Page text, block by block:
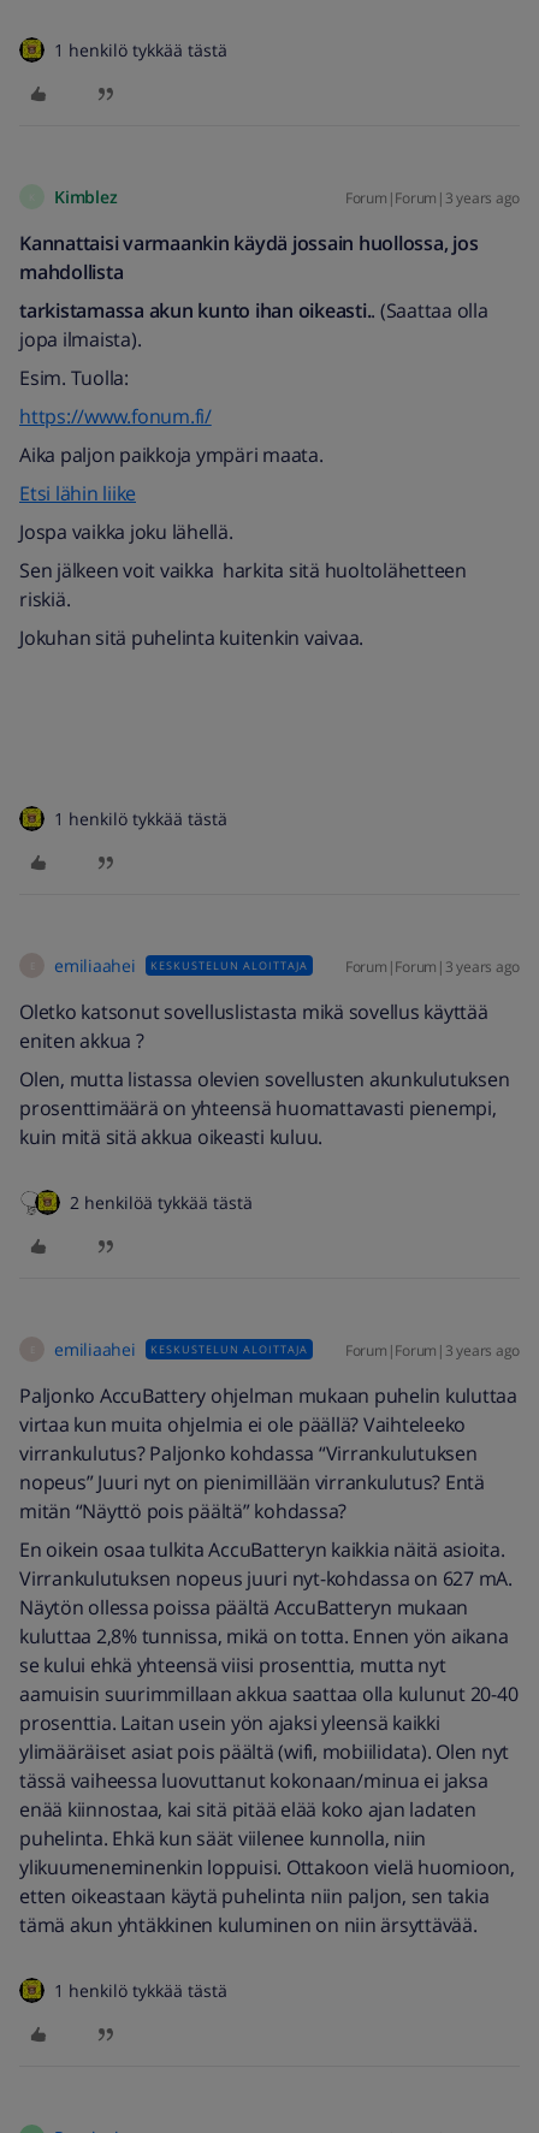
1 henkilö tykkää tästä
Kimblez Forum|Forum|3 years ago
Kannattaisi varmaankin käydä jossain huollossa, jos
mahdollista
tarkistamassa akun kunto ihan oikeasti.. (Saattaa olla
jopa ilmaista).
Esim. Tuolla:
https://www.fonum.fi/
Aika paljon paikkoja ympäri maata.
Etsi lähin liike
Jospa vaikka joku lähellä.
Sen jälkeen voit vaikka harkita sitä huoltolähetteen
riskiä.
Jokuhan sitä puhelinta kuitenkin vaivaa.
1 henkilö tykkää tästä
emiliaahei KESKUSTELUN ALOITTAJA Forum|Forum|3 years ago
Oletko katsonut sovelluslistasta mikä sovellus käyttää
eniten akkua ?
Olen, mutta listassa olevien sovellusten akunkulutuksen
prosenttimäärä on yhteensä huomattavasti pienempi,
kuin mitä sitä akkua oikeasti kuluu.
2 henkilöä tykkää tästä
emiliaahei KESKUSTELUN ALOITTAJA Forum|Forum|3 years ago
Paljonko AccuBattery ohjelman mukaan puhelin kuluttaa
virtaa kun muita ohjelmia ei ole päällä? Vaihteleeko
virrankulutus? Paljonko kohdassa “Virrankulutuksen
nopeus” Juuri nyt on pienimillään virrankulutus? Entä
mitän “Näyttö pois päältä” kohdassa?
En oikein osaa tulkita AccuBatteryn kaikkia näitä asioita.
Virrankulutuksen nopeus juuri nyt-kohdassa on 627 mA.
Näytön ollessa poissa päältä AccuBatteryn mukaan
kuluttaa 2,8% tunnissa, mikä on totta. Ennen yön aikana
se kului ehkä yhteensä viisi prosenttia, mutta nyt
aamuisin suurimmillaan akkua saattaa olla kulunut 20-40
prosenttia. Laitan usein yön ajaksi yleensä kaikki
ylimääräiset asiat pois päältä (wifi, mobiilidata). Olen nyt
tässä vaiheessa luovuttanut kokonaan/minua ei jaksa
enää kiinnostaa, kai sitä pitää elää koko ajan ladaten
puhelinta. Ehkä kun säät viilenee kunnolla, niin
ylikuumeneminenkin loppuisi. Ottakoon vielä huomioon,
etten oikeastaan käytä puhelinta niin paljon, sen takia
tämä akun yhtäkkinen kuluminen on niin ärsyttävää.
1 henkilö tykkää tästä